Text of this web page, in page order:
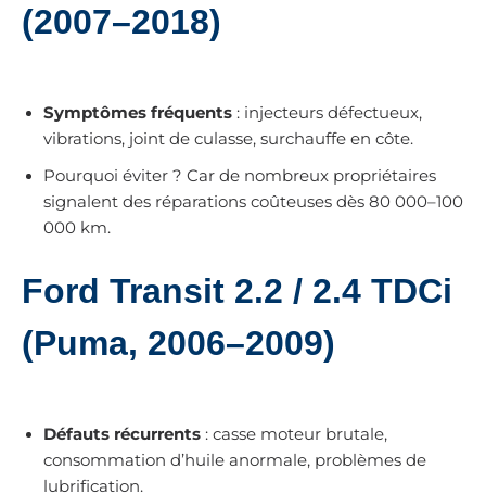
(2007–2018)
Symptômes fréquents : injecteurs défectueux,
vibrations, joint de culasse, surchauffe en côte.
Pourquoi éviter ? Car de nombreux propriétaires
signalent des réparations coûteuses dès 80 000–100
000 km.
Ford Transit 2.2 / 2.4 TDCi
(Puma, 2006–2009)
Défauts récurrents : casse moteur brutale,
consommation d’huile anormale, problèmes de
lubrification.